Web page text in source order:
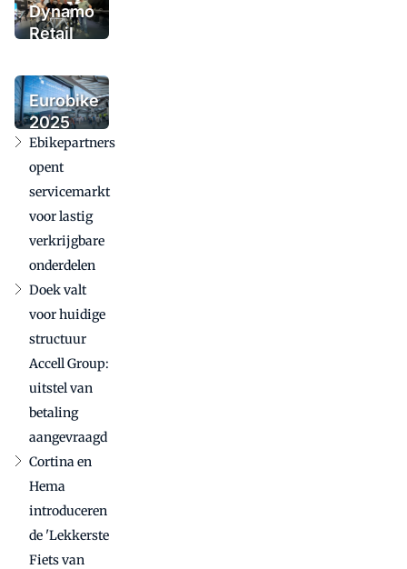
Dynamo
Retail
voegt
urbanmerk
Tenways
toe
Eurobike
2025
bevestigt
internationale
betekenis in
uitdagende
markt
Ebikepartners
opent
servicemarkt
voor lastig
verkrijgbare
onderdelen
Doek valt
voor huidige
structuur
Accell Group:
uitstel van
betaling
aangevraagd
Cortina en
Hema
introduceren
de 'Lekkerste
Fiets van